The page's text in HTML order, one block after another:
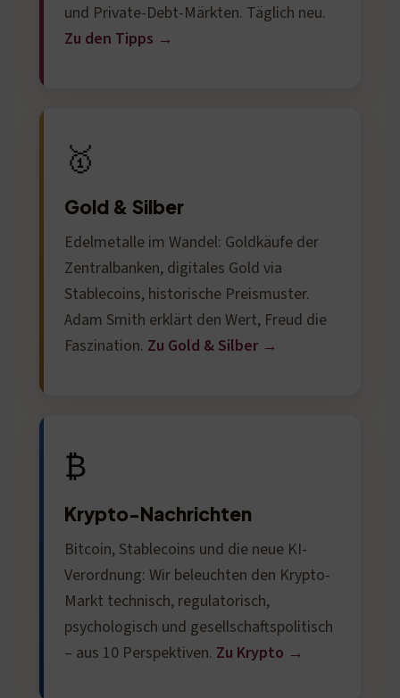
und Private-Debt-Märkten. Täglich neu.
Zu den Tipps →
🥇
Gold & Silber
Edelmetalle im Wandel: Goldkäufe der
Zentralbanken, digitales Gold via
Stablecoins, historische Preismuster.
Adam Smith erklärt den Wert, Freud die
Faszination. Zu Gold & Silber →
₿
Krypto-Nachrichten
Bitcoin, Stablecoins und die neue KI-
Verordnung: Wir beleuchten den Krypto-
Markt technisch, regulatorisch,
psychologisch und gesellschaftspolitisch
– aus 10 Perspektiven. Zu Krypto →